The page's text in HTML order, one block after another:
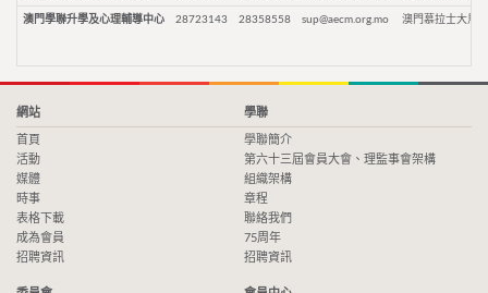
澳門學聯升學及心理輔導中心 28723143 28358558 sup@aecm.org.mo 澳門慕拉士大馬
網站
首頁
活動
媒體
時事
表格下載
成為會員
招聘資訊
學聯
學聯簡介
第六十三屆會員大會、理監事會架構
組織架構
章程
聯絡我們
75周年
招聘資訊